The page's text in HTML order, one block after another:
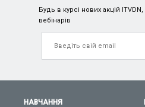
НАВЧАННЯ
Будь в курсі нових акцій ITVDN,
вебінарів